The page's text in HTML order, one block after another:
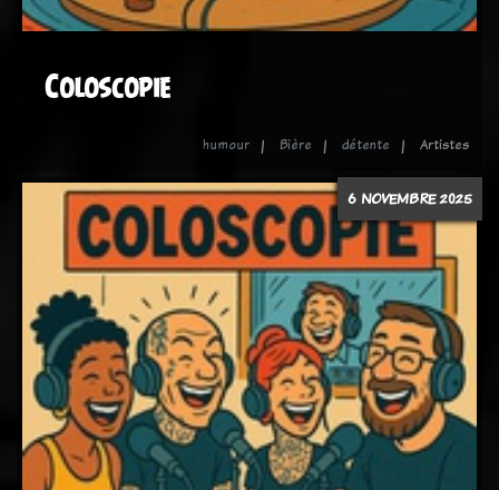
Coloscopie
humour Bière détente Artistes
6 NOVEMBRE 2025